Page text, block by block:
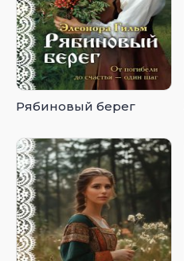
Рябиновый берег